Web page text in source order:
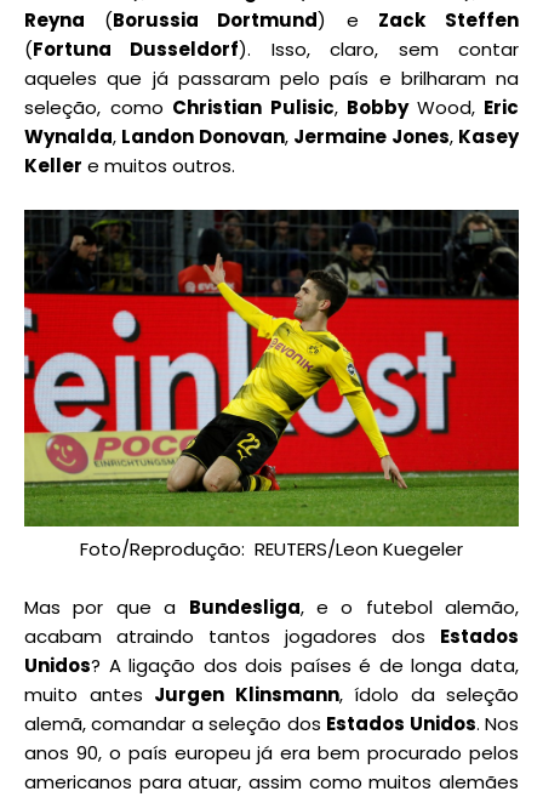
Reyna (Borussia Dortmund) e Zack Steffen
(Fortuna Dusseldorf). Isso, claro, sem contar
aqueles que já passaram pelo país e brilharam na
seleção, como Christian Pulisic, Bobby Wood, Eric
Wynalda, Landon Donovan, Jermaine Jones, Kasey
Keller e muitos outros.
Foto/Reprodução: REUTERS/Leon Kuegeler
Mas por que a Bundesliga, e o futebol alemão,
acabam atraindo tantos jogadores dos Estados
Unidos? A ligação dos dois países é de longa data,
muito antes Jurgen Klinsmann, ídolo da seleção
alemã, comandar a seleção dos Estados Unidos. Nos
anos 90, o país europeu já era bem procurado pelos
americanos para atuar, assim como muitos alemães